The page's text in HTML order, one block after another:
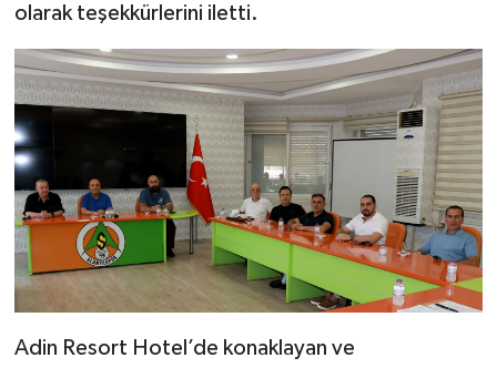
olarak teşekkürlerini iletti.
Adin Resort Hotel’de konaklayan ve